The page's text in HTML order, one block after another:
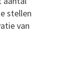
stellen
van